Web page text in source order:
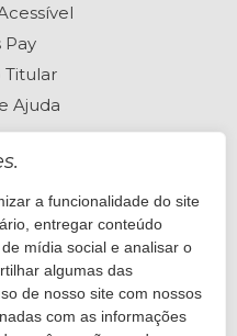
Pay
Titular
Ajuda
Central de Ajuda
a funcionalidade do site
entregar conteúdo
mídia social e analisar o
algumas das
de nosso site com nossos
com as informações